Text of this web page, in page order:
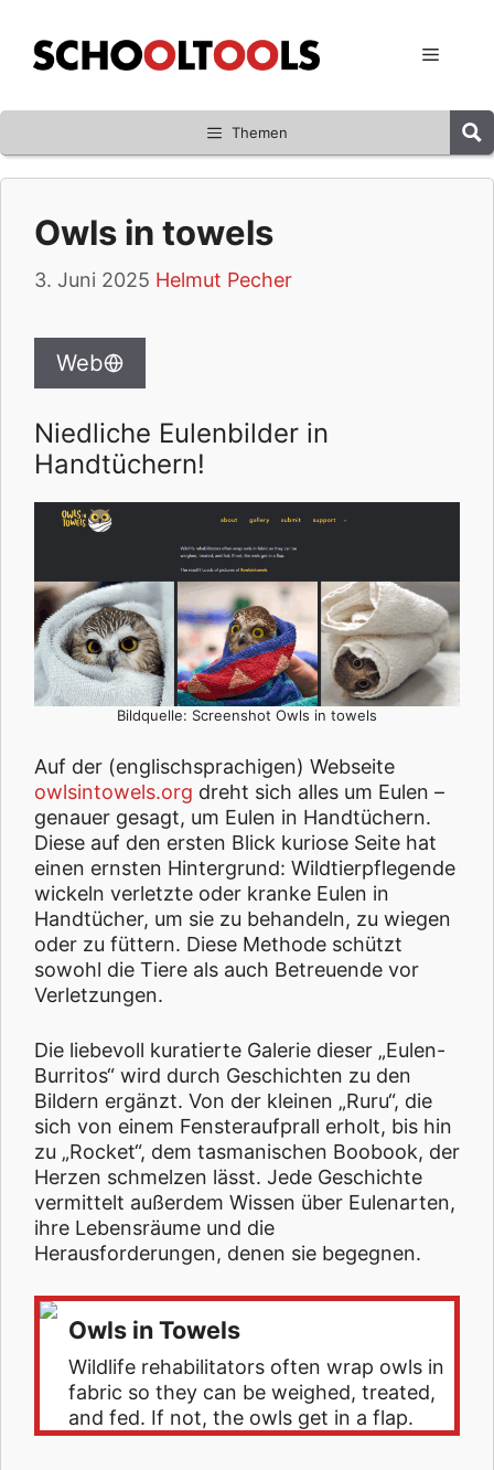
Inhalt
springen
Menü
Themen
Owls in towels
3. Juni 2025 Helmut Pecher
Web
Niedliche Eulenbilder in
Handtüchern!
Bildquelle: Screenshot Owls in towels
Auf der (englischsprachigen) Webseite
owlsintowels.org dreht sich alles um Eulen –
genauer gesagt, um Eulen in Handtüchern.
Diese auf den ersten Blick kuriose Seite hat
einen ernsten Hintergrund: Wildtierpflegende
wickeln verletzte oder kranke Eulen in
Handtücher, um sie zu behandeln, zu wiegen
oder zu füttern. Diese Methode schützt
sowohl die Tiere als auch Betreuende vor
Verletzungen.
Die liebevoll kuratierte Galerie dieser „Eulen-
Burritos“ wird durch Geschichten zu den
Bildern ergänzt. Von der kleinen „Ruru“, die
sich von einem Fensteraufprall erholt, bis hin
zu „Rocket“, dem tasmanischen Boobook, der
Herzen schmelzen lässt. Jede Geschichte
vermittelt außerdem Wissen über Eulenarten,
ihre Lebensräume und die
Herausforderungen, denen sie begegnen.
Owls in Towels
Wildlife rehabilitators often wrap owls in
fabric so they can be weighed, treated,
and fed. If not, the owls get in a flap.